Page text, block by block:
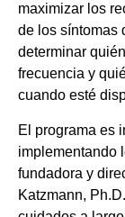
maximizar los
de los síntomas
determinar
frecuencia y
cuando esté
El programa es
implementando
fundadora y
Katzmann,